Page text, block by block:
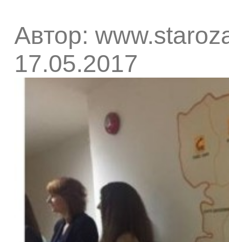
Автор:
17.05.2017